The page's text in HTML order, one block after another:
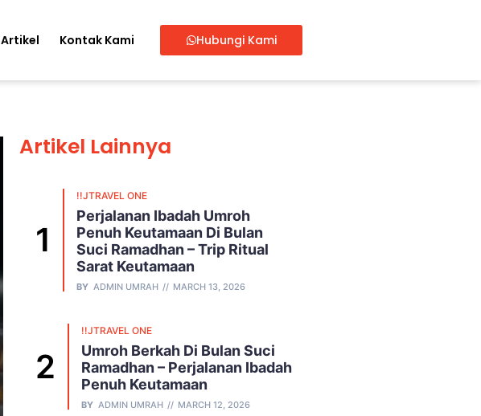
Artikel Kontak Kami Hubungi Kami
Artikel Lainnya
!!JTRAVEL ONE
Perjalanan Ibadah Umroh
Penuh Keutamaan Di Bulan
Suci Ramadhan – Trip Ritual
Sarat Keutamaan
BY ADMIN UMRAH MARCH 13, 2026
!!JTRAVEL ONE
Umroh Berkah Di Bulan Suci
Ramadhan – Perjalanan Ibadah
Penuh Keutamaan
BY ADMIN UMRAH MARCH 12, 2026